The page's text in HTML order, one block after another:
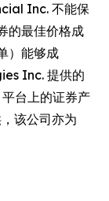
Inc. 不能保
的最佳价格成
）能够成
Inc. 提供的
台上的证券产
该公司亦为